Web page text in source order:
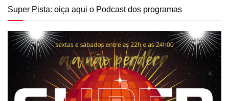
Super Pista: oiça aqui o Podcast dos programas